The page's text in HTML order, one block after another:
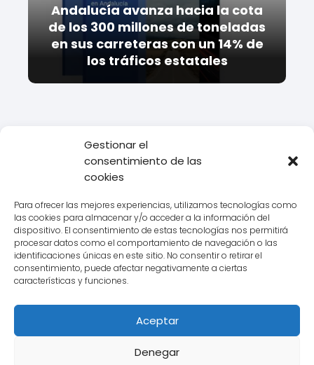
Gestionar el
consentimiento de las
cookies
Para ofrecer las mejores experiencias, utilizamos tecnologías como
las cookies para almacenar y/o acceder a la información del
dispositivo. El consentimiento de estas tecnologías nos permitirá
procesar datos como el comportamiento de navegación o las
identificaciones únicas en este sitio. No consentir o retirar el
consentimiento, puede afectar negativamente a ciertas
características y funciones.
Aceptar
Denegar
Andalucía avanza hacia la cota
de los 300 millones de toneladas
en sus carreteras con un 14% de
los tráficos estatales
Logística
Todo lo que necesitas saber sobre
eezon: la plataforma de transporte del futuro
Aviso legal
Política de Cookies
Política de Privacidad
Contacto